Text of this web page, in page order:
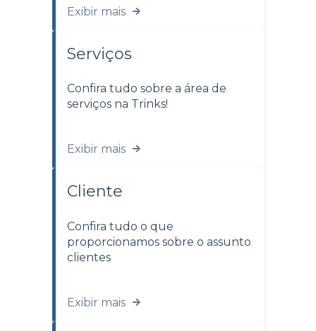
Exibir mais
Serviços
Confira tudo sobre a área de
serviços na Trinks!
Exibir mais
Cliente
Confira tudo o que
proporcionamos sobre o assunto
clientes
Exibir mais